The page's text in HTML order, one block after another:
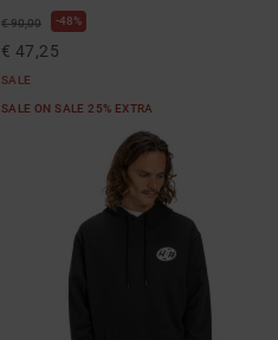
€ 90,00 48%
€ 47,25
SALE
SALE ON SALE 25% EXTRA